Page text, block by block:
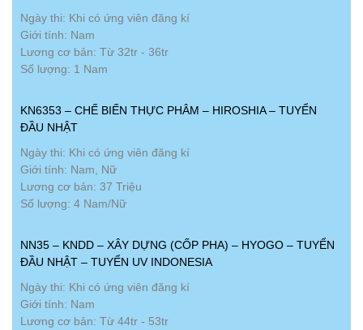
Ngày thi: Khi có ứng viên đăng kí
Giới tính: Nam
Lương cơ bản: Từ 32tr - 36tr
Số lượng: 1 Nam
KN6353 – CHẾ BIẾN THỰC PHÂM – HIROSHIA – TUYỂN
ĐẦU NHẬT
Ngày thi: Khi có ứng viên đăng kí
Giới tính: Nam, Nữ
Lương cơ bản: 37 Triệu
Số lượng: 4 Nam/Nữ
NN35 – KNDD – XÂY DỰNG (CỐP PHA) – HYOGO – TUYỂN
ĐẦU NHẬT – TUYỂN UV INDONESIA
Ngày thi: Khi có ứng viên đăng kí
Giới tính: Nam
Lương cơ bản: Từ 44tr - 53tr